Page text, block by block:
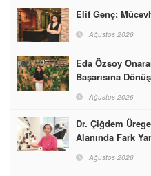
Elif Genç:
Ağustos 2026
Eda Özsoy
Başarısına
Ağustos 2026
Dr. Çiğdem
Alanında Fark
Ağustos 2026